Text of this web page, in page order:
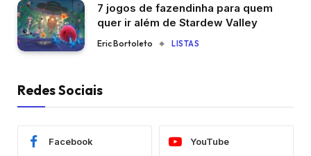
7 jogos de fazendinha para quem
quer ir além de Stardew Valley
Eric Bortoleto LISTAS
Redes Sociais
Facebook YouTube